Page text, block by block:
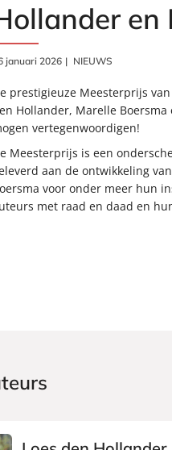
en
januari 2026 NIEUWS
prestigieuze Meesterprijs
Hollander, Marelle Boersma
vertegenwoordigen!
Meesterprijs is een
aan de ontwikkeling
voor onder meer hun
met raad en daad en